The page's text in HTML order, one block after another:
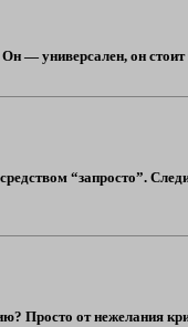
— универсален, он стоит
“запросто”.
Просто от нежелания